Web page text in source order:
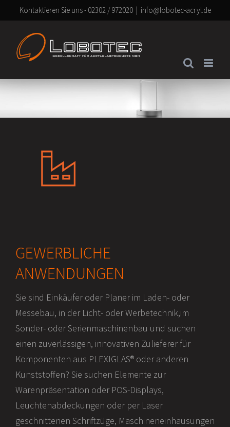
springen
Kontaktieren Sie uns - 02302 / 972020 | info@lobotec-acryl.de
GEWERBLICHE
ANWENDUNGEN
Sie sind Einkäufer oder Planer im Laden- oder
Messebau, in der Licht- oder Werbetechnik,im
Sonder- oder Serienmaschinenbau und suchen
einen zuverlässigen, innovativen Zulieferer für
Komponenten aus PLEXIGLAS® oder anderen
Kunststoffen? Sie suchen Elemente zur
Warenpräsentation oder POS-Displays,
Leuchtenabdeckungen oder per Laser
geschnittenen Schriftzüge, Maschineneinhausungen